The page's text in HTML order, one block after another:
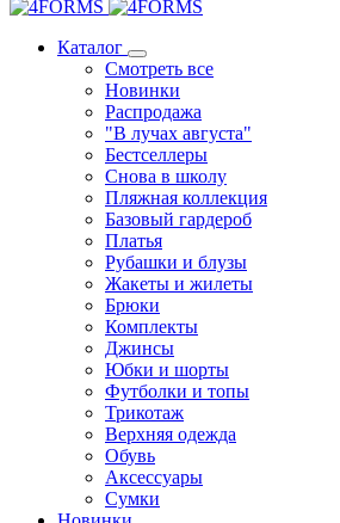
Каталог
Смотреть все
Новинки
Распродажа
"В лучах августа"
Бестселлеры
Снова в школу
Пляжная коллекция
Базовый гардероб
Платья
Рубашки и блузы
Жакеты и жилеты
Брюки
Комплекты
Джинсы
Юбки и шорты
Футболки и топы
Трикотаж
Верхняя одежда
Обувь
Аксессуары
Сумки